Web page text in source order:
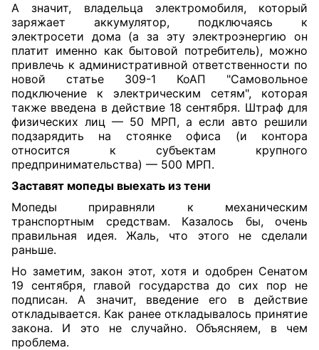
А значит, владельца электромобиля, который
заряжает аккумулятор, подключаясь к
электросети дома (а за эту электроэнергию он
платит именно как бытовой потребитель), можно
привлечь к административной ответственности по
новой статье 309-1 КоАП "Самовольное
подключение к электрическим сетям", которая
также введена в действие 18 сентября. Штраф для
физических лиц — 50 МРП, а если авто решили
подзарядить на стоянке офиса (и контора
относится к субъектам крупного
предпринимательства) — 500 МРП.
Заставят мопеды выехать из тени
Мопеды приравняли к механическим
транспортным средствам. Казалось бы, очень
правильная идея. Жаль, что этого не сделали
раньше.
Но заметим, закон этот, хотя и одобрен Сенатом
19 сентября, главой государства до сих пор не
подписан. А значит, введение его в действие
откладывается. Как ранее откладывалось принятие
закона. И это не случайно. Объясняем, в чем
проблема.